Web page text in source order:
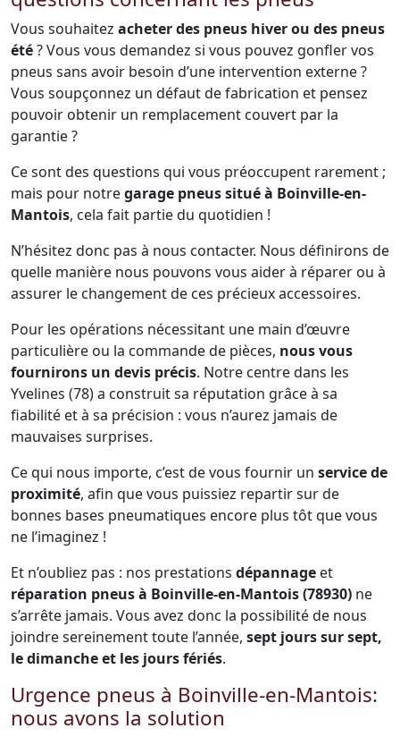
Vous souhaitez acheter des pneus hiver ou des pneus
été? Vous vous demandez si vous pouvez gonfler vos
pneus sans avoir besoin d’une intervention externe ?
Vous soupçonnez un défaut de fabrication et pensez
pouvoir obtenir un remplacement couvert par la
garantie ?
Ce sont des questions qui vous préoccupent rarement ;
mais pour notregarage pneus situé à Boinville-en-
Mantois, cela fait partie du quotidien !
N’hésitez donc pas à nous contacter. Nous définirons de
quelle manière nous pouvons vous aider à réparer ou à
assurer le changement de ces précieux accessoires.
Pour les opérations nécessitant une main d’œuvre
particulière ou la commande de pièces, nous vous
fournirons un devis précis. Notre centre dans les
Yvelines (78) a construit sa réputation grâce à sa
fiabilité et à sa précision : vous n’aurez jamais de
mauvaises surprises.
Ce qui nous importe, c’est de vous fournir un service de
proximité, afin que vous puissiez repartir sur de
bonnes bases pneumatiques encore plus tôt que vous
ne l’imaginez !
Et n’oubliez pas : nos prestations dépannage et
réparation pneus à Boinville-en-Mantois (78930) ne
s’arrête jamais. Vous avez donc la possibilité de nous
joindre sereinement toute l’année, sept jours sur sept,
le dimanche et les jours fériés.
Urgence pneus à Boinville-en-Mantois:
nous avons la solution